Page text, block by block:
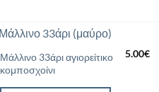
Προσθήκη
Μάλλινο 33άρι αγιορείτικο
κομποσχοίνι
5.00€